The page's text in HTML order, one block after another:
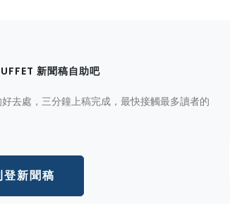
新聞稿自助吧
去處，三分鐘上稿完成，最快接觸最多讀者的
登新聞稿